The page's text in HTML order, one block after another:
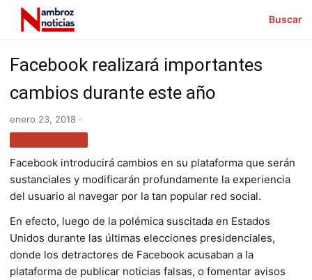
Buscar
Facebook realizará importantes
cambios durante este año
enero 23, 2018 ·
Facebook introducirá cambios en su plataforma que serán
sustanciales y modificarán profundamente la experiencia
del usuario al navegar por la tan popular red social.
En efecto, luego de la polémica suscitada en Estados
Unidos durante las últimas elecciones presidenciales,
donde los detractores de Facebook acusaban a la
plataforma de publicar noticias falsas, o fomentar avisos